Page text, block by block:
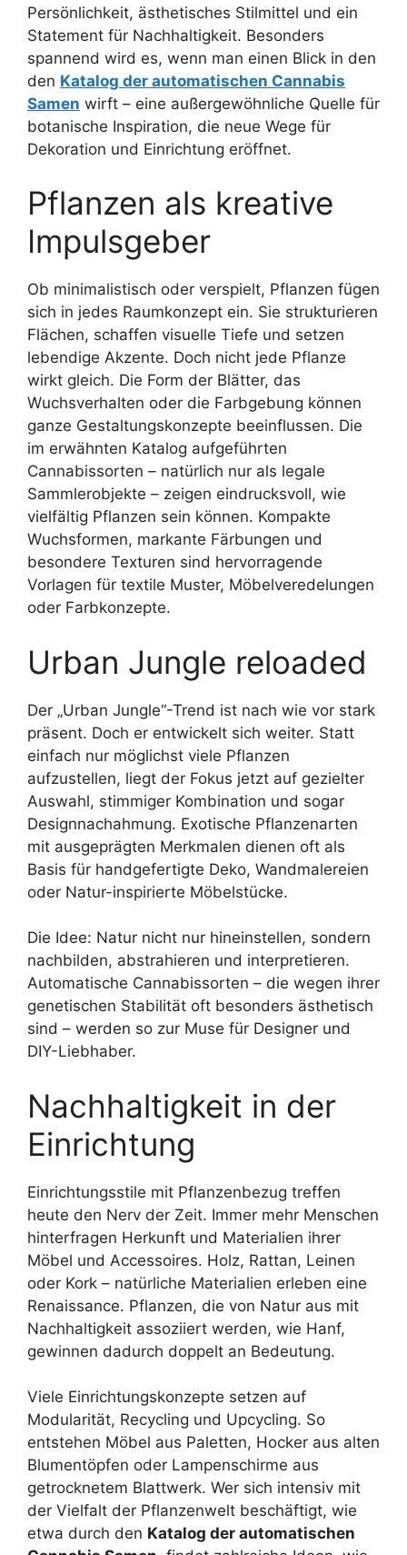
Persönlichkeit, ästhetisches Stilmittel und ein
Statement für Nachhaltigkeit. Besonders
spannend wird es, wenn man einen Blick in den
den Katalog der automatischen Cannabis
Samen wirft – eine außergewöhnliche Quelle für
botanische Inspiration, die neue Wege für
Dekoration und Einrichtung eröffnet.
Pflanzen als kreative
Impulsgeber
Ob minimalistisch oder verspielt, Pflanzen fügen
sich in jedes Raumkonzept ein. Sie strukturieren
Flächen, schaffen visuelle Tiefe und setzen
lebendige Akzente. Doch nicht jede Pflanze
wirkt gleich. Die Form der Blätter, das
Wuchsverhalten oder die Farbgebung können
ganze Gestaltungskonzepte beeinflussen. Die
im erwähnten Katalog aufgeführten
Cannabissorten – natürlich nur als legale
Sammlerobjekte – zeigen eindrucksvoll, wie
vielfältig Pflanzen sein können. Kompakte
Wuchsformen, markante Färbungen und
besondere Texturen sind hervorragende
Vorlagen für textile Muster, Möbelveredelungen
oder Farbkonzepte.
Urban Jungle reloaded
Der „Urban Jungle“-Trend ist nach wie vor stark
präsent. Doch er entwickelt sich weiter. Statt
einfach nur möglichst viele Pflanzen
aufzustellen, liegt der Fokus jetzt auf gezielter
Auswahl, stimmiger Kombination und sogar
Designnachahmung. Exotische Pflanzenarten
mit ausgeprägten Merkmalen dienen oft als
Basis für handgefertigte Deko, Wandmalereien
oder Natur-inspirierte Möbelstücke.
Die Idee: Natur nicht nur hineinstellen, sondern
nachbilden, abstrahieren und interpretieren.
Automatische Cannabissorten – die wegen ihrer
genetischen Stabilität oft besonders ästhetisch
sind – werden so zur Muse für Designer und
DIY-Liebhaber.
Nachhaltigkeit in der
Einrichtung
Einrichtungsstile mit Pflanzenbezug treffen
heute den Nerv der Zeit. Immer mehr Menschen
hinterfragen Herkunft und Materialien ihrer
Möbel und Accessoires. Holz, Rattan, Leinen
oder Kork – natürliche Materialien erleben eine
Renaissance. Pflanzen, die von Natur aus mit
Nachhaltigkeit assoziiert werden, wie Hanf,
gewinnen dadurch doppelt an Bedeutung.
Viele Einrichtungskonzepte setzen auf
Modularität, Recycling und Upcycling. So
entstehen Möbel aus Paletten, Hocker aus alten
Blumentöpfen oder Lampenschirme aus
getrocknetem Blattwerk. Wer sich intensiv mit
der Vielfalt der Pflanzenwelt beschäftigt, wie
etwa durch den Katalog der automatischen